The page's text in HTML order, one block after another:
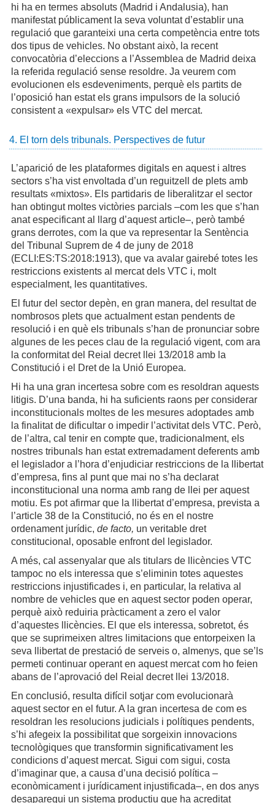
hi ha en termes absoluts (Madrid i Andalusia), han
manifestat públicament la seva voluntat d’establir una
regulació que garanteixi una certa competència entre tots
dos tipus de vehicles. No obstant això, la recent
convocatòria d’eleccions a l’Assemblea de Madrid deixa
la referida regulació sense resoldre. Ja veurem com
evolucionen els esdeveniments, perquè els partits de
l’oposició han estat els grans impulsors de la solució
consistent a «expulsar» els VTC del mercat.
4. El torn dels tribunals. Perspectives de futur
L’aparició de les plataformes digitals en aquest i altres
sectors s’ha vist envoltada d’un reguitzell de plets amb
resultats «mixtos». Els partidaris de liberalitzar el sector
han obtingut moltes victòries parcials –com les que s’han
anat especificant al llarg d’aquest article–, però també
grans derrotes, com la que va representar la Sentència
del Tribunal Suprem de 4 de juny de 2018
(ECLI:ES:TS:2018:1913), que va avalar gairebé totes les
restriccions existents al mercat dels VTC i, molt
especialment, les quantitatives.
El futur del sector depèn, en gran manera, del resultat de
nombrosos plets que actualment estan pendents de
resolució i en què els tribunals s’han de pronunciar sobre
algunes de les peces clau de la regulació vigent, com ara
la conformitat del Reial decret llei 13/2018 amb la
Constitució i el Dret de la Unió Europea.
Hi ha una gran incertesa sobre com es resoldran aquests
litigis. D’una banda, hi ha suficients raons per considerar
inconstitucionals moltes de les mesures adoptades amb
la finalitat de dificultar o impedir l’activitat dels VTC. Però,
de l’altra, cal tenir en compte que, tradicionalment, els
nostres tribunals han estat extremadament deferents amb
el legislador a l’hora d’enjudiciar restriccions de la llibertat
d’empresa, fins al punt que mai no s’ha declarat
inconstitucional una norma amb rang de llei per aquest
motiu. Es pot afirmar que la llibertat d’empresa, prevista a
l’article 38 de la Constitució, no és en el nostre
ordenament jurídic, de facto, un veritable dret
constitucional, oposable enfront del legislador.
A més, cal assenyalar que als titulars de llicències VTC
tampoc no els interessa que s’eliminin totes aquestes
restriccions injustificades i, en particular, la relativa al
nombre de vehicles que en aquest sector poden operar,
perquè això reduiria pràcticament a zero el valor
d’aquestes llicències. El que els interessa, sobretot, és
que se suprimeixen altres limitacions que entorpeixen la
seva llibertat de prestació de serveis o, almenys, que se’ls
permeti continuar operant en aquest mercat com ho feien
abans de l’aprovació del Reial decret llei 13/2018.
En conclusió, resulta difícil sotjar com evolucionarà
aquest sector en el futur. A la gran incertesa de com es
resoldran les resolucions judicials i polítiques pendents,
s’hi afegeix la possibilitat que sorgeixin innovacions
tecnològiques que transformin significativament les
condicions d’aquest mercat. Sigui com sigui, costa
d’imaginar que, a causa d’una decisió política –
econòmicament i jurídicament injustificada–, en dos anys
desaparegui un sistema productiu que ha acreditat